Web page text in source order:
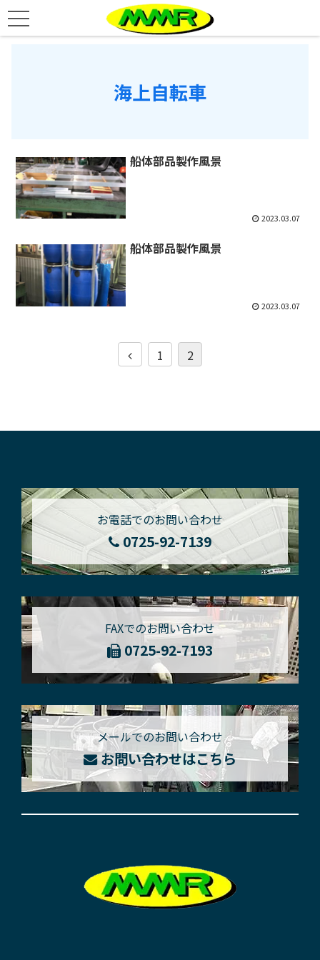
海上自転車
船体部品製作風景
2023.03.07
船体部品製作風景
2023.03.07
1 2
お電話でのお問い合わせ
0725-92-7139
FAXでのお問い合わせ
0725-92-7193
メールでのお問い合わせ
お問い合わせはこちら